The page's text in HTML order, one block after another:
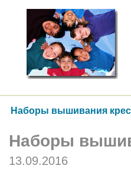
Наборы вышивания
Наборы
13.09.2016